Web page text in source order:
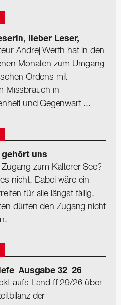
lieber Leser,
Andrej Werth hat in den
Monaten zum Umgang
Ordens mit
Missbrauch in
und Gegenwart ...
gehört uns
Zugang zum Kalterer See?
es nicht. Dabei wäre ein
für alle längst fällig.
dürfen den Zugang nicht
32_26
aufs Land ff 29/26 über
der